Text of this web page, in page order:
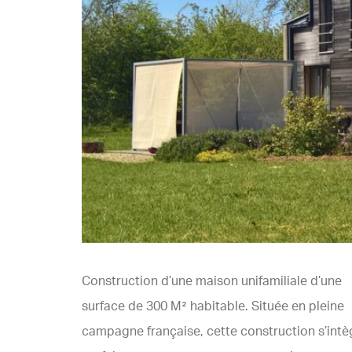
Construction d’une maison unifamiliale d’une
surface de 300 M² habitable. Située en pleine
campagne française, cette construction